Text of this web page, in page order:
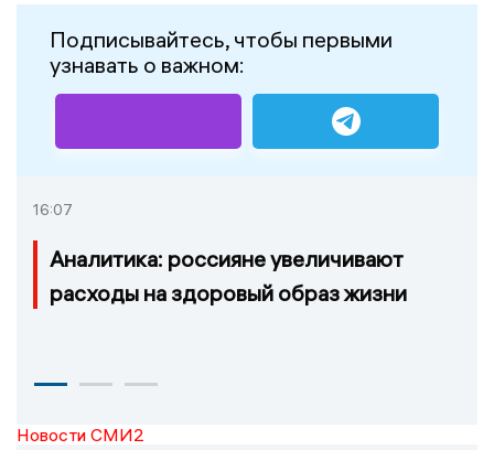
Подписывайтесь, чтобы первыми
узнавать о важном:
16:07
Аналитика: россияне увеличивают
расходы на здоровый образ жизни
Новости СМИ2